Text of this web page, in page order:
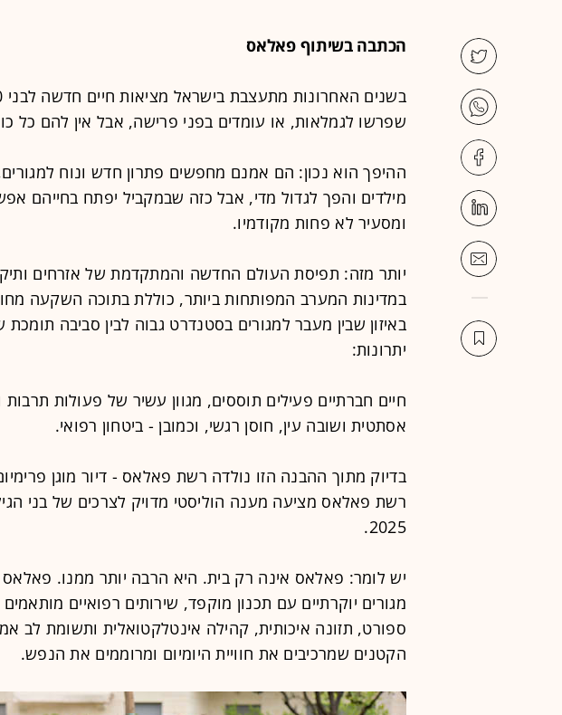
הכתבה בשיתוף פאלאס
שפרשו לגמלאות, או עומדים בפני פרישה, אבל אין להם כל
ההיפך הוא נכון: הם אמנם מחפשים פתרון חדש ונוח
מילדים והפך לגדול מדי, אבל כזה שבמקביל יפתח בחייהם
ומסעיר לא פחות מקודמיו.
יותר מזה: תפיסת העולם החדשה והמתקדמת של אזרחים
במדינות המערב המפותחות ביותר, כוללת בתוכה השקעה
באיזון שבין מעבר למגורים בסטנדרט גבוה לבין סביבה
יתרונות:
חיים חברתיים פעילים תוססים, מגוון עשיר של פעולות תרבות
אסתטית ושובה עין, חוסן רגשי, וכמובן - ביטחון רפואי.
בדיוק מתוך ההבנה הזו נולדה רשת פאלאס - דיור מוגן
רשת פאלאס מציעה מענה הוליסטי מדויק לצרכים של בני
2025.
יש לומר: פאלאס אינה רק בית. היא הרבה יותר ממנו. פאלאס
מגורים יוקרתיים עם תכנון מוקפד, שירותים רפואיים
ספורט, תזונה איכותית, קהילה אינטלקטואלית ותשומת לב
הקטנים שמרכיבים את חוויית היומיום ומרוממים את הנפש.